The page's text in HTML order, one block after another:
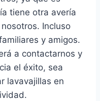
tiene otra avería
Incluso
y amigos.
a contactarnos y
el éxito, sea
lavavajillas en